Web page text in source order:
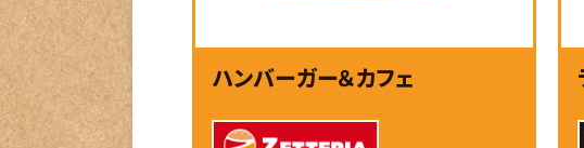
ハンバーガー＆カフェ